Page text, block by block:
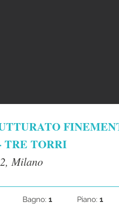
TORRI
Milano
Bagno: 1 Piano: 1